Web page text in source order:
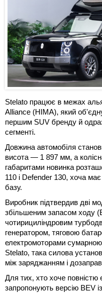
Stelato працює в межах
Alliance (HIMA), який
першим SUV бренду й
сегменті.
Довжина автомобіля
висота — 1 897 мм, а
габаритами новинка
110 і Defender 130, хоча
базу.
Виробник підтвердив дві
збільшеним запасом ходу
чотирициліндровим
генератором, тяговою
електромоторами
Stelato, така силова
між заряджанням і
Для тих, хто хоче повністю
запропонують версію BEV